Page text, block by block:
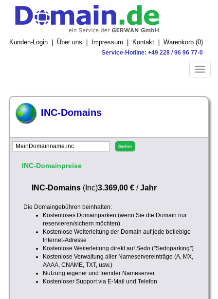
Kunden-Login Über uns Impressum Kontakt Warenkorb (0)
Service-Hotline: +49 228 / 96 96 77-0
Toggle
INC-Domains
INC-Domainpreise
INC-Domains(Inc)3.369,00 €/Jahr
Die Domaingebühren beinhalten:
Kostenloses Domainparken (wenn Sie die Domain nur
reservieren/sichern möchten)
Kostenlose Weiterleitung der Domain auf jede beliebige
Internet-Adresse
Kostenlose Weiterleitung direkt auf Sedo ("Sedoparking")
Kostenlose Verwaltung aller Nameservereinträge (A, MX,
AAAA, CNAME, TXT, usw.)
Nutzung eigener und fremder Nameserver
Kostenloser Support via E-Mail und Telefon